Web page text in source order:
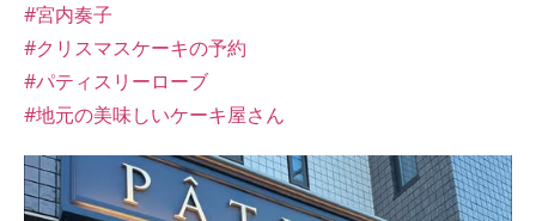
#宮内奏子
#クリスマスケーキの予約
#パティスリーローブ
#地元の美味しいケーキ屋さん